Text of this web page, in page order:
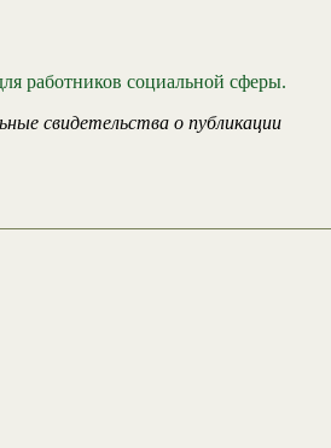
работников социальной сферы.
свидетельства о публикации